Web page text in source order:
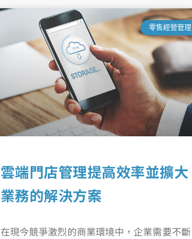
零售經營管理
雲端門店管理提高效率並擴大
業務的解決方案
在現今競爭激烈的商業環境中，企業需要不斷